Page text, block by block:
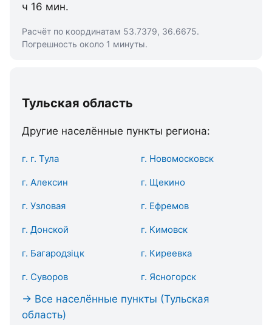
ч 16 мин.
Расчёт по координатам 53.7379, 36.6675.
Погрешность около 1 минуты.
Тульская область
Другие населённые пункты региона:
г. г. Тула г. Новомосковск
г. Алексин г. Щекино
г. Узловая г. Ефремов
г. Донской г. Кимовск
г. Багародзіцк г. Киреевка
г. Суворов г. Ясногорск
→ Все населённые пункты (Тульская
область)